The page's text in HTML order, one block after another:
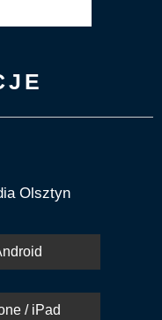
Olsztyn
/ iPad